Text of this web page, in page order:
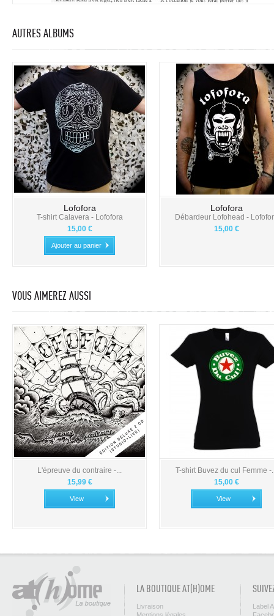
AUTRES ALBUMS
Lofofora
T-shirt Calavera - Lofofora
15,00 €
Ajouter au panier
Lofofora
Débardeur Lofohead -
15,00 €
VOUS AIMEREZ AUSSI
L'épreuve du contraire -...
15,99 €
View
T-shirt Buvez du cul Femme -
15,00 €
View
LA BOUTIQUE AT(H)OME
Livraison
Label